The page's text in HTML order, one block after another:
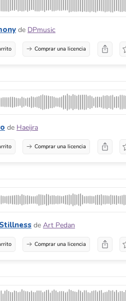
de DPmusic
Comprar una licencia
de Haeijra
Comprar una licencia
de Art Pedan
Comprar una licencia